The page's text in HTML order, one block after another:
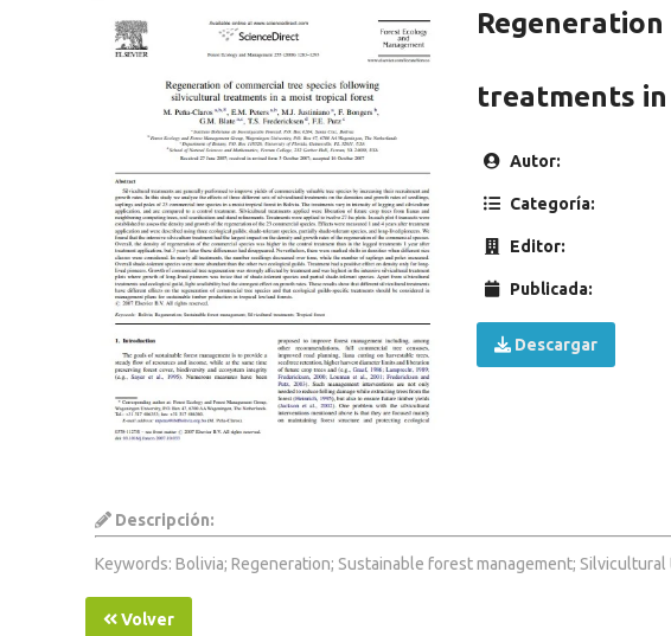
treatments
Autor:
Categoría:
Editor:
Publicada:
Descargar
Descripción:
Keywords: Bolivia; Regeneration; Sustainable forest management;
Volver